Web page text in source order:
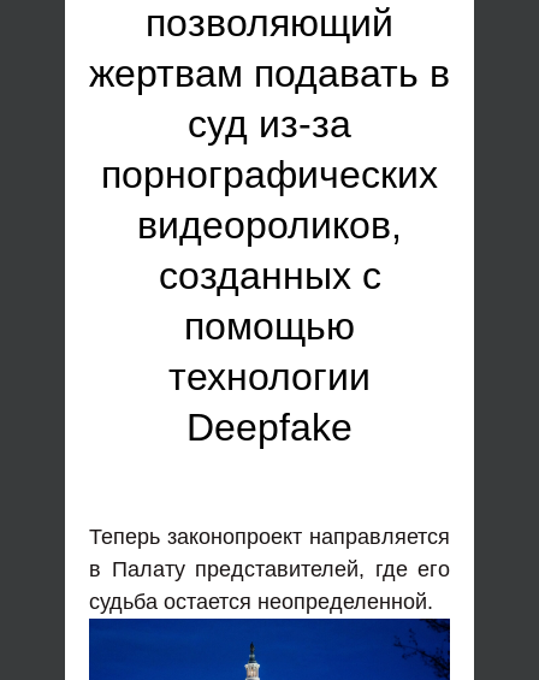
позволяющий
жертвам подавать в
суд из-за
порнографических
видеороликов,
созданных с
помощью
технологии
Deepfake
Теперь законопроект направляется
в Палату представителей, где его
судьба остается неопределенной.